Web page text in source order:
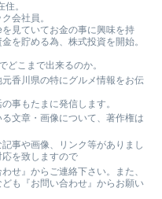
。
会社員。
見ていてお金の事に興味を持
を貯める為、株式投資を開始。
どこまで出来るのか。
香川県の特にグルメ情報をお伝
事もたまに発信します。
文章・画像について、著作権は
事や画像、リンク等がありまし
を致しますので
せ』からご連絡下さい。また、
も『お問い合わせ』からお願い